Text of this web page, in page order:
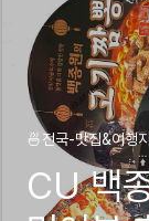
🍜전국-맛집&여행
CU 백